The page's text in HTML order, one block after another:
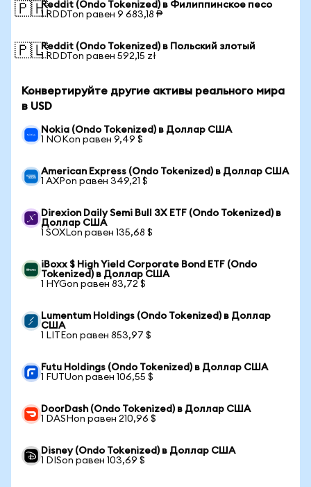
🇵🇭Reddit (Ondo Tokenized) в Филиппинское песо
1 RDDTon равен 9 683,18 ₱
🇵🇱Reddit (Ondo Tokenized) в Польский злотый
1 RDDTon равен 592,15 zł
Конвертируйте другие активы реального мира
в USD
Nokia (Ondo Tokenized) в Доллар США
1 NOKon равен 9,49 $
American Express (Ondo Tokenized) в Доллар США
1 AXPon равен 349,21 $
Direxion Daily Semi Bull 3X ETF (Ondo Tokenized) в
Доллар США
1 SOXLon равен 135,68 $
iBoxx $ High Yield Corporate Bond ETF (Ondo
Tokenized) в Доллар США
1 HYGon равен 83,72 $
Lumentum Holdings (Ondo Tokenized) в Доллар
США
1 LITEon равен 853,97 $
Futu Holdings (Ondo Tokenized) в Доллар США
1 FUTUon равен 106,55 $
DoorDash (Ondo Tokenized) в Доллар США
1 DASHon равен 210,96 $
Disney (Ondo Tokenized) в Доллар США
1 DISon равен 103,69 $